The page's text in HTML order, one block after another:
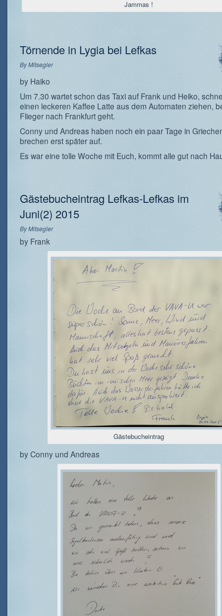
Jammas !
Törnende in Lygia bei Lefkas
ByMitsegler
by Haiko
Um 7.30 wartet schon das Taxi auf Frank und Heiko,
einen leckeren Kaffee Latte aus dem Automaten ziehen,
Flieger nach Frankfurt geht.
Conny und Andreas haben noch ein paar Tage in
brechen erst später auf.
Es war eine tolle Woche mit Euch, kommt alle gut nach
Gästebucheintrag Lefkas-Lefkas im
Juni(2) 2015
ByMitsegler
by Frank
Gästebucheintrag
by Conny und Andreas